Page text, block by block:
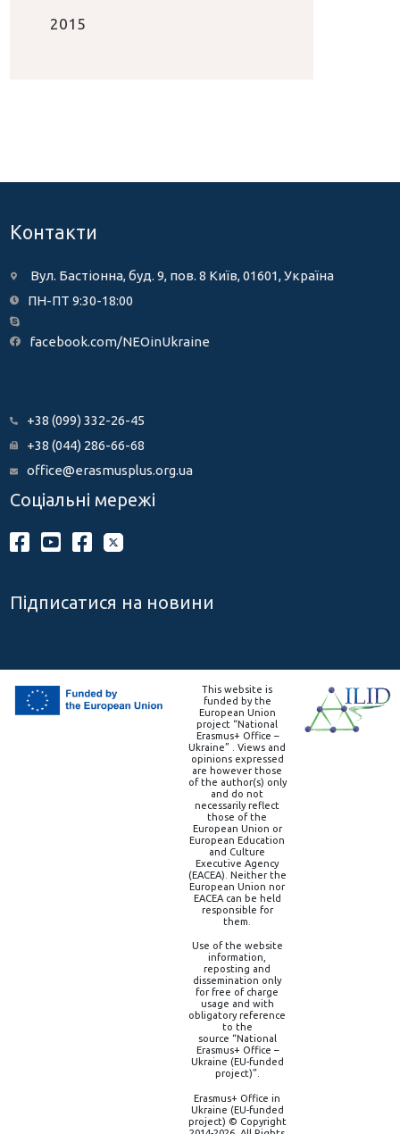
2015
Контакти
Вул. Бастіонна, буд. 9, пов. 8 Київ, 01601, Україна
ПН-ПТ 9:30-18:00
facebook.com/NEOinUkraine
+38 (099) 332-26-45
+38 (044) 286-66-68
office@erasmusplus.org.ua
Соціальні мережі
Підписатися на новини
This website is
funded by the
European Union
project “National
Erasmus+ Office –
Ukraine” . Views and
opinions expressed
are however those
of the author(s) only
and do not
necessarily reflect
those of the
European Union or
European Education
and Culture
Executive Agency
(EACEA). Neither the
European Union nor
EACEA can be held
responsible for
them.
Use of the website
information,
reposting and
dissemination only
for free of charge
usage and with
obligatory reference
to the
source “National
Erasmus+ Office –
Ukraine (EU-funded
project)”.
Erasmus+ Office in
Ukraine (EU-funded
project) © Copyright